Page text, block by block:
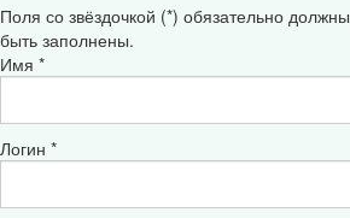
Поля со звёздочкой (*) обязательно должны
быть заполнены.
Имя *
Логин *